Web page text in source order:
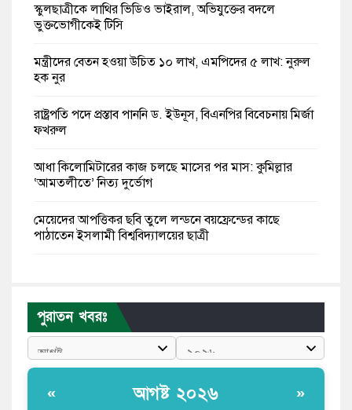
স্কুলছাত্রীকে লাথির ভিডিও ভাইরাল, অভিযুক্তের বদলে
ভুক্তভোগীকেই টিসি
মন্ত্রীদের বেতন হওয়া উচিত ১০ লাখ, এমপিদের ৫ লাখ: নুরুল
হক নুর
রাষ্ট্রপতি পদে প্রস্তাব পাননি ড. ইউনূস, বিএনপির বিবেচনায় মির্জা
ফখরুল
আধা কিলোমিটারের কাজ চলছে মাসের পর মাস: কুমিল্লার
‘আমতলীতে’ নিত্য দুর্ভোগ
মেয়েদের আপত্তিকর ছবি তুলে লন্ডনে বয়ফ্রেন্ডের কাছে
পাঠাতেন ইসলামী বিশ্ববিদ্যালয়ের ছাত্রী
পাঁচ দেশি মাছে মিলল মাইক্রোপ্লাস্টিক, সবচেয়ে বেশি কই মাছে
বাংলাদেশী কর্মীদের আকামা নিয়ে বড় সুখবর দিলো সৌদি
পুরাতন খবরঃ
« আগষ্ট ২০২৬ »